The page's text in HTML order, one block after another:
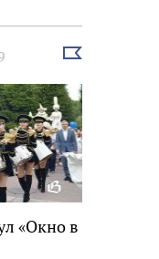
Выбрать
«Окно в